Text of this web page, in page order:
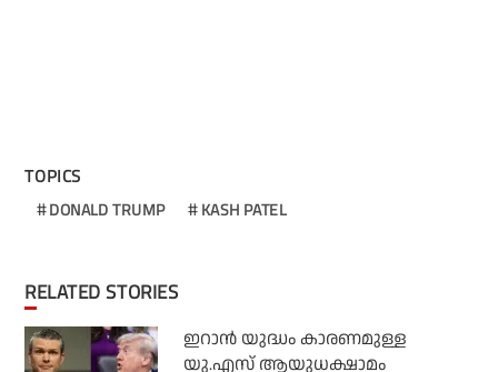
TOPICS
DONALD TRUMP KASH PATEL
RELATED STORIES
ഇറാന്‍ യുദ്ധം കാരണമുള്ള
യു.എസ് ആയുധക്ഷാമം